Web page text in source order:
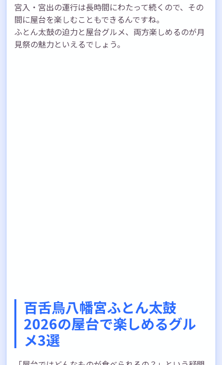
宮入・宮出の運行は長時間にわたって続くので、その
間に屋台を楽しむこともできるんですね。
ふとん太鼓の迫力と屋台グルメ、両方楽しめるのが月
見祭の魅力といえるでしょう。
百舌鳥八幡宮ふとん太鼓
2026の屋台で楽しめるグル
メ3選